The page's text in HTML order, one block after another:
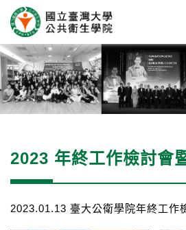
2023 年終工作檢討會
2023.01.13 臺大公衛學院年終工作